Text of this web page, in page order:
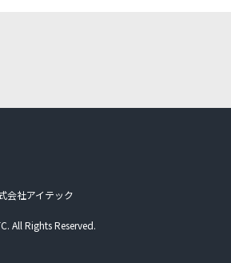
会社アイテック
All Rights Reserved.